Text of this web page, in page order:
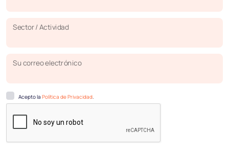
Sector / Actividad
Su correo electrónico
Acepto la Política de Privacidad.